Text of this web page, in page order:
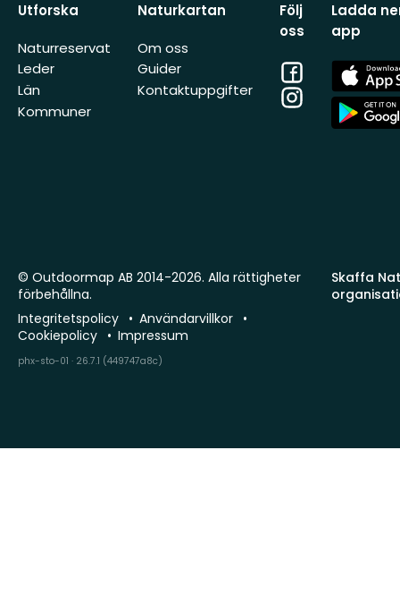
Utforska
Naturreservat
Leder
Län
Kommuner
Naturkartan
Om oss
Guider
Kontaktuppgifter
Följ
oss
Facebook
Instagram
Ladda
app
App
Store
App
Store
Skaffa
© Outdoormap AB 2014-2026. Alla rättigheter
förbehållna.
Integritetspolicy
Användarvillkor
Cookiepolicy
Impressum
phx-sto-01 · 26.7.1 (449747a8c)